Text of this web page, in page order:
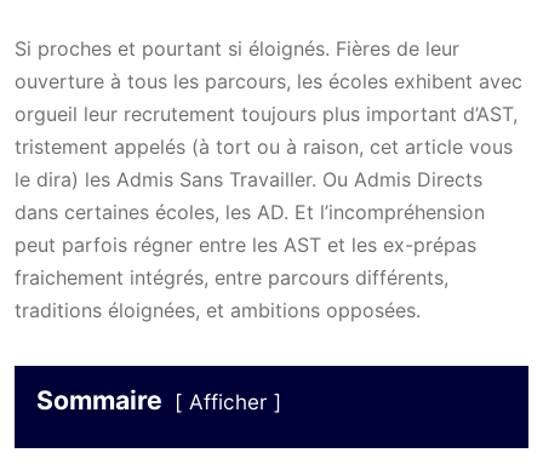
Si proches et pourtant si éloignés. Fières de leur
ouverture à tous les parcours, les écoles exhibent avec
orgueil leur recrutement toujours plus important d’AST,
tristement appelés (à tort ou à raison, cet article vous
le dira) les Admis Sans Travailler. Ou Admis Directs
dans certaines écoles, les AD. Et l’incompréhension
peut parfois régner entre les AST et les ex-prépas
fraichement intégrés, entre parcours différents,
traditions éloignées, et ambitions opposées.
Sommaire Afficher